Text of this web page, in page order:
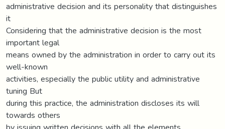
administrative decision and its personality that distinguishes
it
Considering that the administrative decision is the most
important legal
means owned by the administration in order to carry out its
well-known
activities, especially the public utility and administrative
tuning But
during this practice, the administration discloses its will
towards others